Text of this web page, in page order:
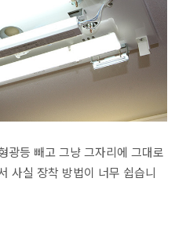
광등 빼고 그냥 그자리에 그대로
사실 장착 방법이 너무 쉽습니